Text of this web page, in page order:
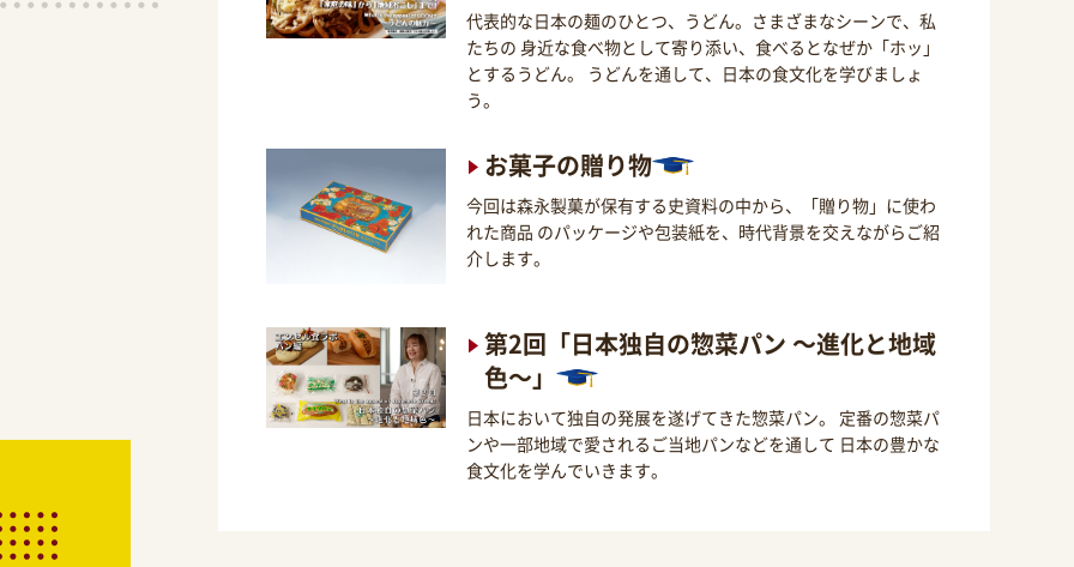
代表的な日本の麺のひとつ、うどん。さまざまなシーンで、私
たちの 身近な食べ物として寄り添い、食べるとなぜか「ホッ」
とするうどん。 うどんを通して、日本の食文化を学びましょ
う。
お菓子の贈り物
今回は森永製菓が保有する史資料の中から、「贈り物」に使わ
れた商品 のパッケージや包装紙を、時代背景を交えながらご紹
介します。
第2回「日本独自の惣菜パン ～進化と地域
色～」
日本において独自の発展を遂げてきた惣菜パン。 定番の惣菜パ
ンや一部地域で愛されるご当地パンなどを通して 日本の豊かな
食文化を学んでいきます。